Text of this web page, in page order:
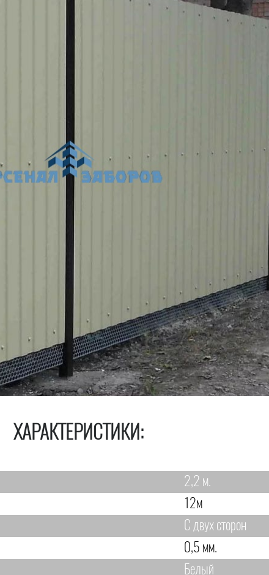
ХАРАКТЕРИСТИКИ:
2,2 м.
12м
С двух сторон
0,5 мм.
Белый